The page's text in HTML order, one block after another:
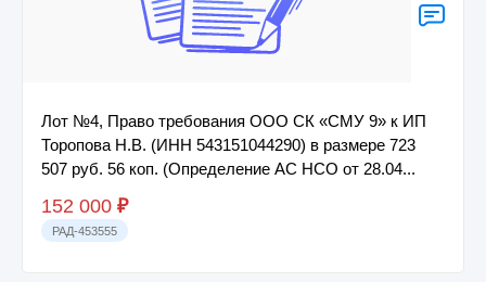
Лот №4, Право требования ООО СК «СМУ 9» к ИП
Торопова Н.В. (ИНН 543151044290) в размере 723
507 руб. 56 коп. (Определение АС НСО от 28.04...
152 000 ₽
РАД-453555